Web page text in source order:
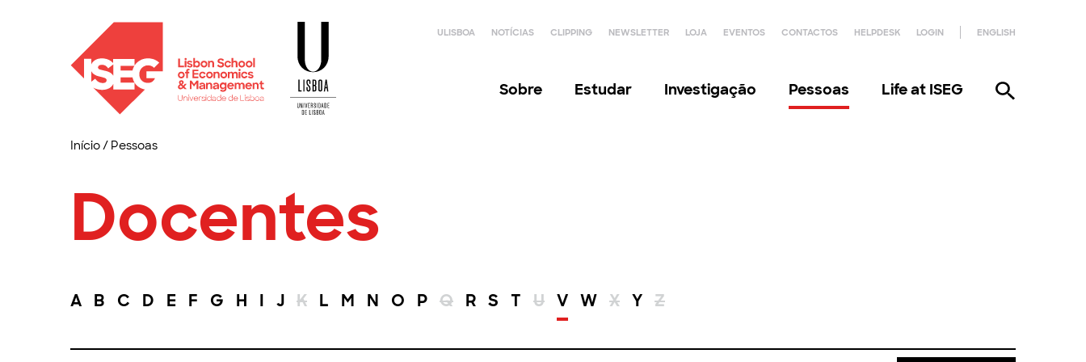
ULISBOA NOTÍCIAS CLIPPING NEWSLETTER LOJA EVENTOS CONTACTOS HELPDESK LOGIN ENGLISH
Sobre Estudar Investigação Pessoas Life at ISEG
Início/ Pessoas
Docentes
A B C D E F G H I J K L M N O P Q R S T U V W X Y Z